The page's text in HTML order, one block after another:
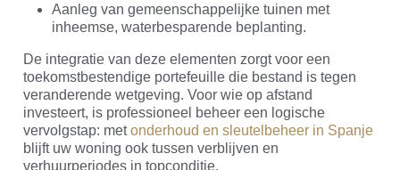
Aanleg van gemeenschappelijke tuinen met
inheemse, waterbesparende beplanting.
De integratie van deze elementen zorgt voor een
toekomstbestendige portefeuille die bestand is tegen
veranderende wetgeving. Voor wie op afstand
investeert, is professioneel beheer een logische
vervolgstap: metonderhoud en sleutelbeheer in Spanje
blijft uw woning ook tussen verblijven en
verhuurperiodes in topconditie.